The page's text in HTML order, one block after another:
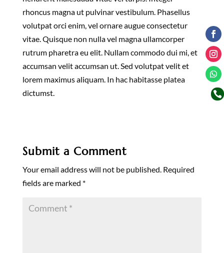
rhoncus magna ut pulvinar vestibulum. Phasellus
volutpat orci enim, vel ornare augue consectetur
vitae. Quisque non nulla vel magna ullamcorper
rutrum pharetra eu elit. Nullam commodo dui mi, et
accumsan velit accumsan ut. Sed volutpat velit et
lorem maximus aliquam. In hac habitasse platea
dictumst.
Submit a Comment
Your email address will not be published. Required
fields are marked *
